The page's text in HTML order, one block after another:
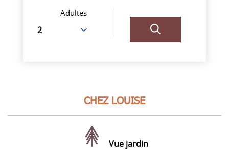
Adultes
CHEZ LOUISE
Vue jardin